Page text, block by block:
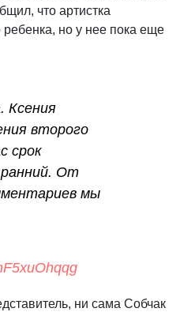
что артистка
ребенка, но у нее пока еще
Ксения
второго
срок
От
мы
ни сама Собчак